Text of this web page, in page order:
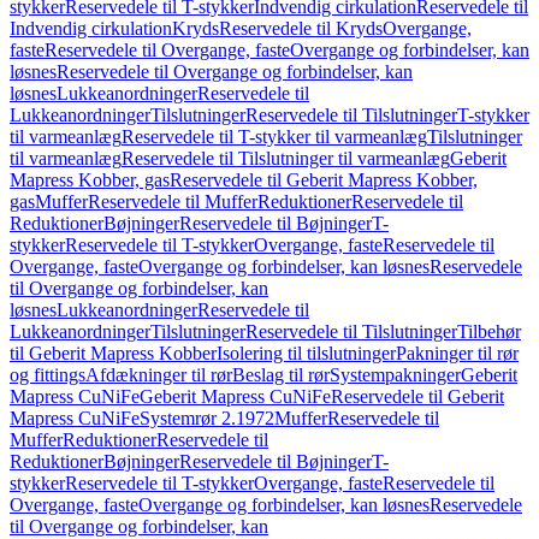
stykkerReservedele til T-stykkerIndvendig cirkulationReservedele til
Indvendig cirkulationKrydsReservedele til KrydsOvergange,
fasteReservedele til Overgange, fasteOvergange og forbindelser, kan
løsnesReservedele til Overgange og forbindelser, kan
løsnesLukkeanordningerReservedele til
LukkeanordningerTilslutningerReservedele til TilslutningerT-stykker
til varmeanlægReservedele til T-stykker til varmeanlægTilslutninger
til varmeanlægReservedele til Tilslutninger til varmeanlægGeberit
Mapress Kobber, gasReservedele til Geberit Mapress Kobber,
gasMufferReservedele til MufferReduktionerReservedele til
ReduktionerBøjningerReservedele til BøjningerT-
stykkerReservedele til T-stykkerOvergange, fasteReservedele til
Overgange, fasteOvergange og forbindelser, kan løsnesReservedele
til Overgange og forbindelser, kan
løsnesLukkeanordningerReservedele til
LukkeanordningerTilslutningerReservedele til TilslutningerTilbehør
til Geberit Mapress KobberIsolering til tilslutningerPakninger til rør
og fittingsAfdækninger til rørBeslag til rørSystempakningerGeberit
Mapress CuNiFeGeberit Mapress CuNiFeReservedele til Geberit
Mapress CuNiFeSystemrør 2.1972MufferReservedele til
MufferReduktionerReservedele til
ReduktionerBøjningerReservedele til BøjningerT-
stykkerReservedele til T-stykkerOvergange, fasteReservedele til
Overgange, fasteOvergange og forbindelser, kan løsnesReservedele
til Overgange og forbindelser, kan